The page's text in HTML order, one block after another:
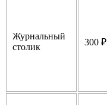
Журнальный
столик
300 ₽